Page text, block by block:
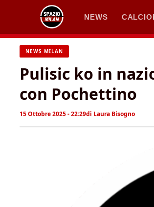
contenuto
NEWS
NEWS MILAN
Pulisic ko in
con Pochettino
15 Ottobre 2025 - 22:29di Laura Bisogno